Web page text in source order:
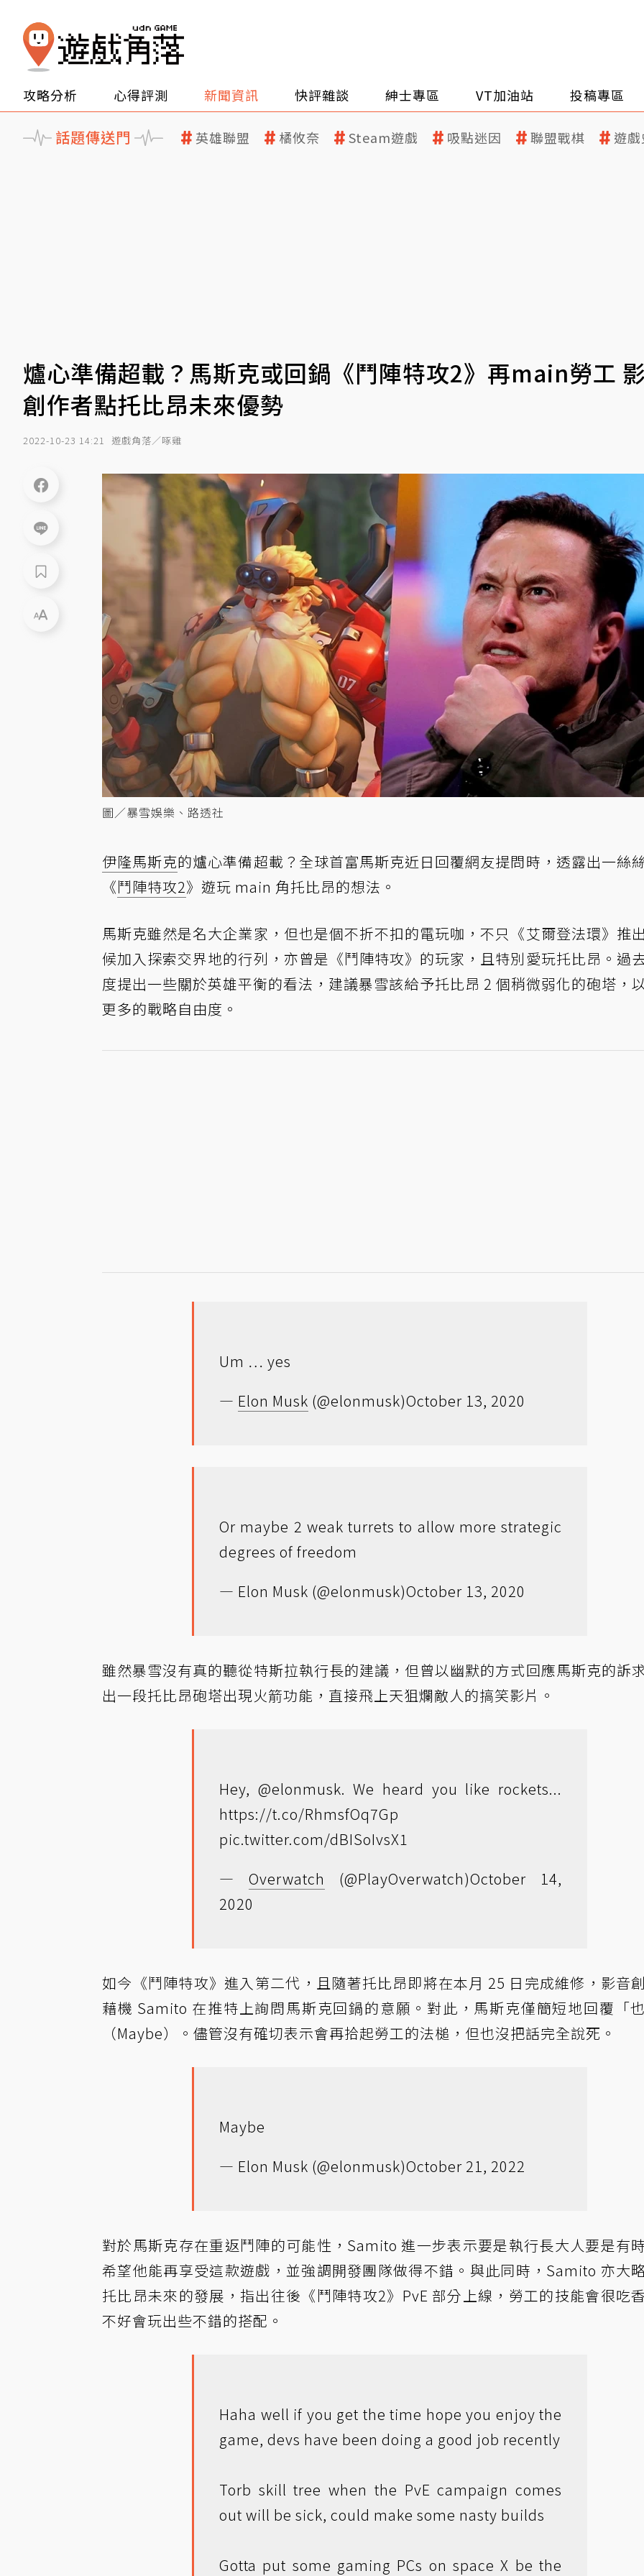
攻略分析 心得評測 新聞資訊 快評雜談 紳士專區 VT加油站 投稿專區
話題傳送門 英雄聯盟 橘攸奈 Steam遊戲 吸點迷因 聯盟戰棋 遊
爐心準備超載？馬斯克或回鍋《鬥陣特攻2》再main勞工
創作者點托比昂未來優勢
2022-10-23 14:21 遊戲角落／啄雞
圖／暴雪娛樂、路透社
伊隆馬斯克的爐心準備超載？全球首富馬斯克近日回覆網友提問時，透露出一絲
《鬥陣特攻2》遊玩 main 角托比昂的想法。
馬斯克雖然是名大企業家，但也是個不折不扣的電玩咖，不只《艾爾登法環》推
候加入探索交界地的行列，亦曾是《鬥陣特攻》的玩家，且特別愛玩托比昂。過
度提出一些關於英雄平衡的看法，建議暴雪該給予托比昂 2 個稍微弱化的砲塔，
更多的戰略自由度。
Um … yes
— Elon Musk (@elonmusk)October 13, 2020
Or maybe 2 weak turrets to allow more strategic
degrees of freedom
— Elon Musk (@elonmusk)October 13, 2020
雖然暴雪沒有真的聽從特斯拉執行長的建議，但曾以幽默的方式回應馬斯克的訴
出一段托比昂砲塔出現火箭功能，直接飛上天狙爛敵人的搞笑影片。
Hey, @elonmusk. We heard you like rockets...
https://t.co/RhmsfOq7Gp
pic.twitter.com/dBISoIvsX1
— Overwatch (@PlayOverwatch)October 14,
2020
如今《鬥陣特攻》進入第二代，且隨著托比昂即將在本月 25 日完成維修，影音
藉機 Samito 在推特上詢問馬斯克回鍋的意願。對此，馬斯克僅簡短地回覆「
（Maybe）。儘管沒有確切表示會再拾起勞工的法槌，但也沒把話完全說死。
Maybe
— Elon Musk (@elonmusk)October 21, 2022
對於馬斯克存在重返鬥陣的可能性，Samito 進一步表示要是執行長大人要是有
希望他能再享受這款遊戲，並強調開發團隊做得不錯。與此同時，Samito 亦大
托比昂未來的發展，指出往後《鬥陣特攻2》PvE 部分上線，勞工的技能會很吃
不好會玩出些不錯的搭配。
Haha well if you get the time hope you enjoy the
game, devs have been doing a good job recently
Torb skill tree when the PvE campaign comes
out will be sick, could make some nasty builds
Gotta put some gaming PCs on space X be the